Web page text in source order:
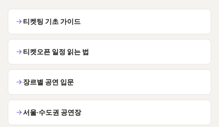
티켓팅 기초 가이드
티켓오픈 일정 읽는 법
장르별 공연 입문
서울·수도권 공연장